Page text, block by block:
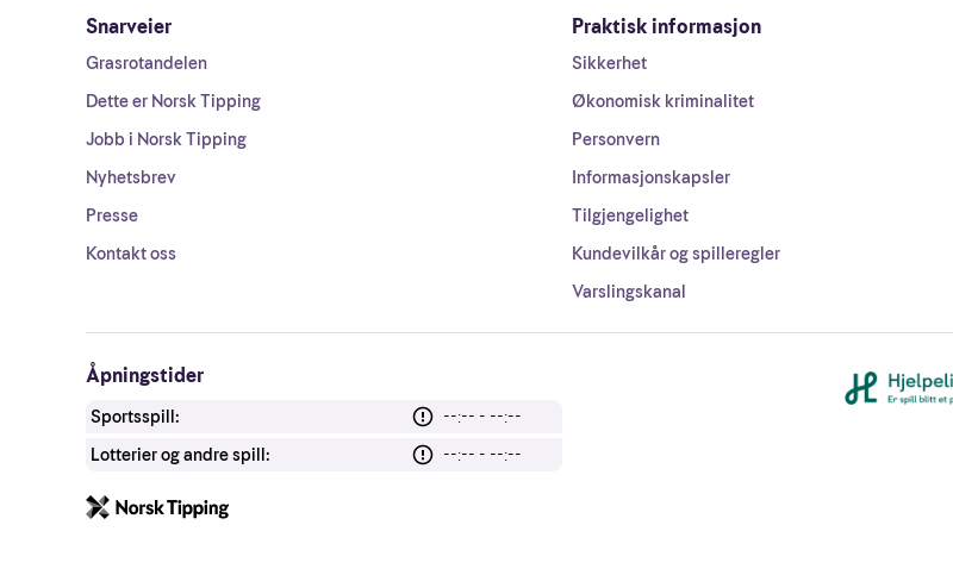
Snarveier
Grasrotandelen
Dette er Norsk Tipping
Jobb i Norsk Tipping
Nyhetsbrev
Presse
Kontakt oss
Praktisk informasjon
Sikkerhet
Økonomisk kriminalitet
Personvern
Informasjonskapsler
Tilgjengelighet
Kundevilkår og spilleregler
Varslingskanal
Åpningstider
Sportsspill:
--:-- - --:--
Lotterier og andre spill:
--:-- - --:--